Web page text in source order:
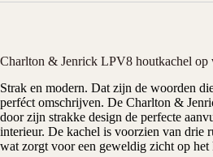
Charlton & Jenrick LPV8 houtkachel op
Strak en modern. Dat zijn de woorden
perféct omschrijven. De Charlton &
door zijn strakke design de perfecte
interieur. De kachel is voorzien van drie
wat zorgt voor een geweldig zicht op het